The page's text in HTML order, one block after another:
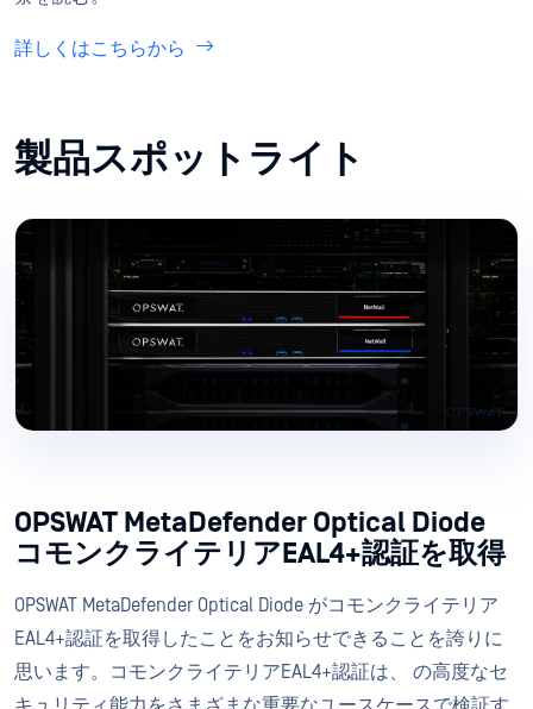
詳しくはこちらから
製品スポットライト
OPSWAT MetaDefender Optical Diode
コモンクライテリアEAL4+認証を取得
OPSWAT MetaDefender Optical Diode がコモンクライテリア
EAL4+認証を取得したことをお知らせできることを誇りに
思います。コモンクライテリアEAL4+認証は、 の高度なセ